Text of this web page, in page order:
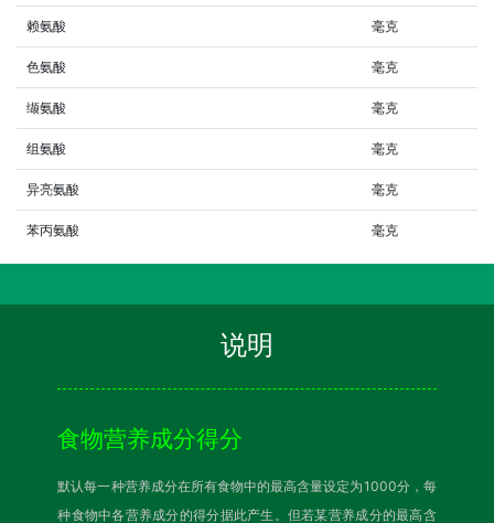
赖氨酸 毫克
色氨酸 毫克
缬氨酸 毫克
组氨酸 毫克
异亮氨酸 毫克
苯丙氨酸 毫克
说明
食物营养成分得分
默认每一种营养成分在所有食物中的最高含量设定为1000分，每
种食物中各营养成分的得分据此产生。但若某营养成分的最高含